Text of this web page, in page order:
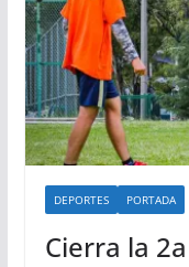
DEPORTES PORTADA
Cierra la